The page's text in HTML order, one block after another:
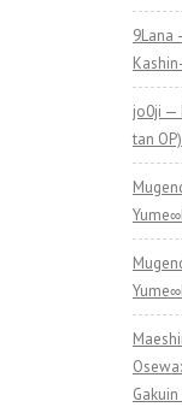
9Lana
jo0ji —
tan OP)